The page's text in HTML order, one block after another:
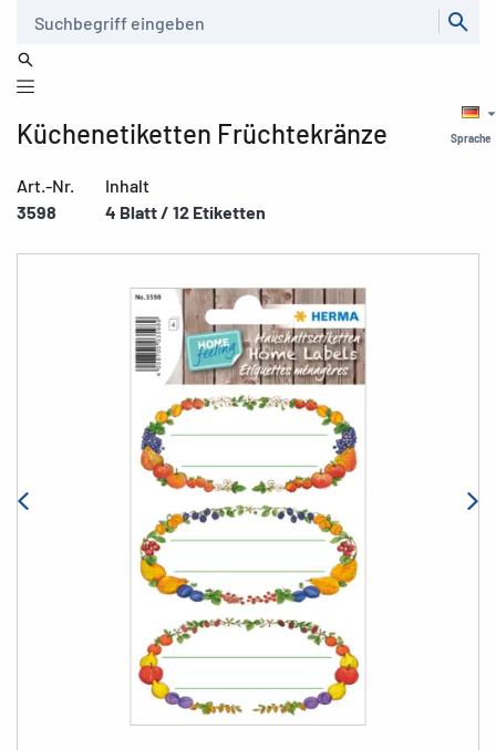
Sprache
Küchenetiketten Früchtekränze
Art.-Nr.
3598
Inhalt
4 Blatt / 12 Etiketten